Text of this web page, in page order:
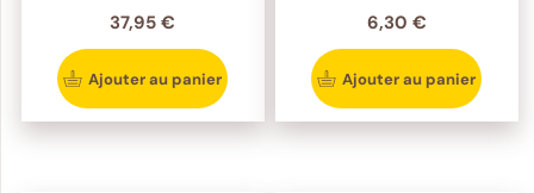
37,95 €
Ajouter au panier
6,30 €
Ajouter au panier